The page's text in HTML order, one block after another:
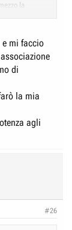
la
peggiori in
in quel
o
non si
una cosa
loro se non
tutti sanno...
la
le
mi faccio
di
la mia
agli
#26